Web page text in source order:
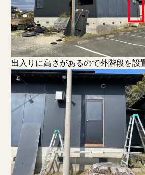
出入りに高さがあるので外階段を設